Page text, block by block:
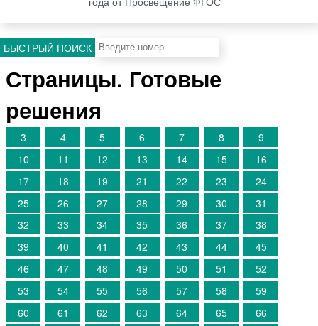
БЫСТРЫЙ ПОИСК
Страницы. Готовые
решения
3 4 5 6 7 8
9
10
11 12 13 14 15
16
17
18 19 21 22 23
24
25
26 27 28 29 30
31
32
33 34 35 36 37
38
39
40 41 42 43 44
45
46
47 48 49 50 51
52
53
54 55 56 57 58
59
60
61 62 63 64 65
66